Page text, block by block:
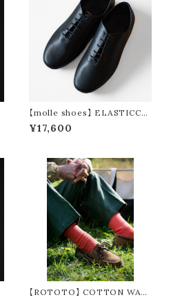
【molle shoes】 ELASTICCO
RD JAZZ
¥17,600
【ROTOTO】 COTTON WAF